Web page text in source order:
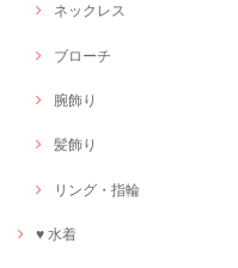
ネックレス
ブローチ
腕飾り
髪飾り
リング・指輪
♥ 水着